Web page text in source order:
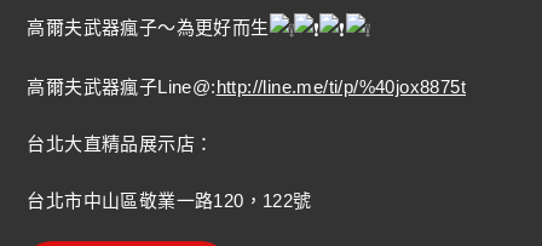
高爾夫武器瘋子～為更好而生
高爾夫武器瘋子Line@:http://line.me/ti/p/%40jox8875t
台北大直精品展示店：
台北市中山區敬業一路120，122號